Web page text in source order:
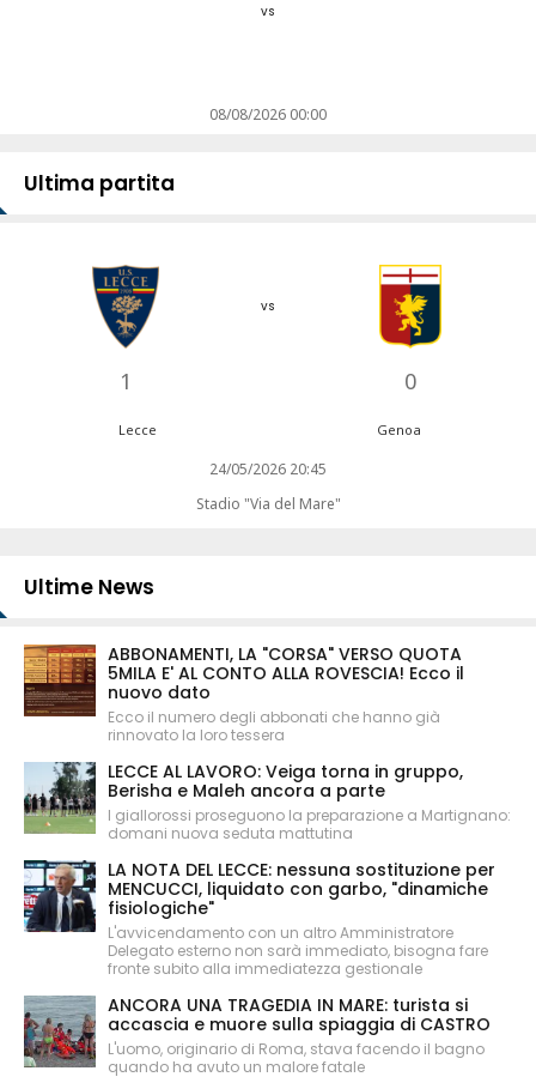
vs
08/08/2026 00:00
Ultima partita
1
vs
0
Lecce Genoa
24/05/2026 20:45
Stadio "Via del Mare"
Ultime News
ABBONAMENTI, LA "CORSA" VERSO QUOTA
5MILA E' AL CONTO ALLA ROVESCIA! Ecco il
nuovo dato
Ecco il numero degli abbonati che hanno già
rinnovato la loro tessera
LECCE AL LAVORO: Veiga torna in gruppo,
Berisha e Maleh ancora a parte
I giallorossi proseguono la preparazione a Martignano:
domani nuova seduta mattutina
LA NOTA DEL LECCE: nessuna sostituzione per
MENCUCCI, liquidato con garbo, "dinamiche
fisiologiche"
L'avvicendamento con un altro Amministratore
Delegato esterno non sarà immediato, bisogna fare
fronte subito alla immediatezza gestionale
ANCORA UNA TRAGEDIA IN MARE: turista si
accascia e muore sulla spiaggia di CASTRO
L'uomo, originario di Roma, stava facendo il bagno
quando ha avuto un malore fatale